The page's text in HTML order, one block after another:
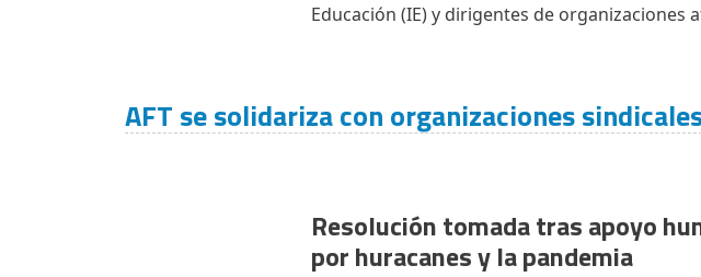
Educación (IE) y dirigentes de organizaciones
AFT se solidariza con organizaciones
Resolución tomada tras apoyo
por huracanes y la pandemia